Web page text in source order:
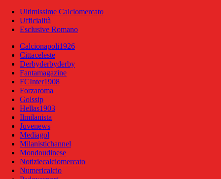
Ultimissime Calciomercato
Ufficialità
Esclusive Romano
Calcionapoli1926
Cittaceleste
Derbyderbyderby
Fantamagazine
FCInter1908
Forzaroma
Golssip
Hellas1903
Ilmilanista
Juvenews
Mediagol
Milanistichannel
Mondoudinese
Notiziecalciomercato
Numericalcio